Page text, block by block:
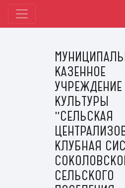
КАЗЕННОЕ
УЧРЕЖДЕНИЕ
КУЛЬТУРЫ
"СЕЛЬСКАЯ
КЛУБНАЯ
СЕЛЬСКОГО